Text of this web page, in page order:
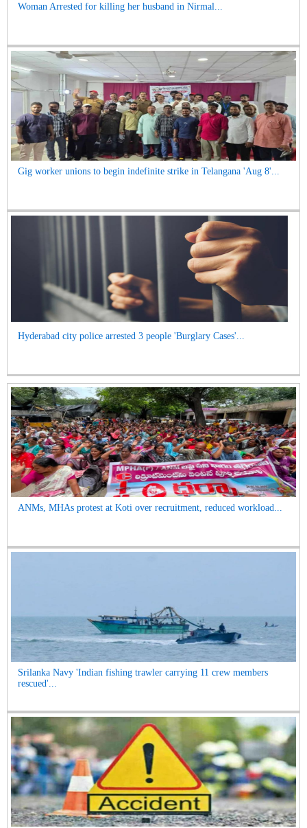
Woman Arrested for killing her husband in Nirmal...
Gig worker unions to begin indefinite strike in Telangana 'Aug 8'...
Hyderabad city police arrested 3 people 'Burglary Cases'...
ANMs, MHAs protest at Koti over recruitment, reduced workload...
Srilanka Navy 'Indian fishing trawler carrying 11 crew members
rescued'...